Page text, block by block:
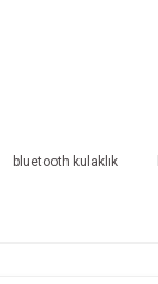
bluetooth kulaklık